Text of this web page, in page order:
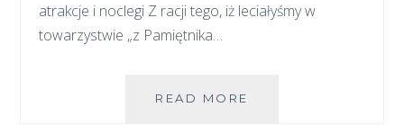
atrakcje i noclegi Z racji tego, iż leciałyśmy w
towarzystwie „z Pamiętnika…
READ MORE